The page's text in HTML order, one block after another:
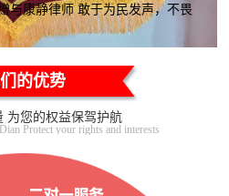
与康静律师 敢于为民发声，不畏
的优势
为您的权益保驾护航
Protect your rights and interests